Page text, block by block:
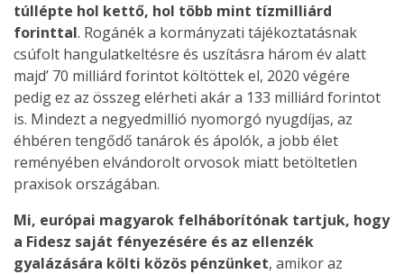
túllépte hol kettő, hol több mint tízmilliárd
forinttal. Rogánék a kormányzati tájékoztatásnak
csúfolt hangulatkeltésre és uszításra három év alatt
majd’ 70 milliárd forintot költöttek el, 2020 végére
pedig ez az összeg elérheti akár a 133 milliárd forintot
is. Mindezt a negyedmillió nyomorgó nyugdíjas, az
éhbéren tengődő tanárok és ápolók, a jobb élet
reményében elvándorolt orvosok miatt betöltetlen
praxisok országában.
Mi, európai magyarok felháborítónak tartjuk, hogy
a Fidesz saját fényezésére és az ellenzék
gyalázására költi közös pénzünket, amikor az